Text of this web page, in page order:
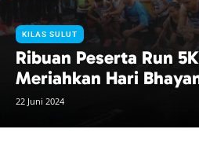
KILAS SULUT
Ribuan Peserta Run
Meriahkan Hari
22 Juni 2024